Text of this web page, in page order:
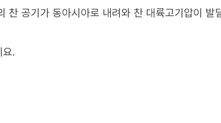
찬 공기가 동아시아로 내려와 찬 대륙고기압이 발
.